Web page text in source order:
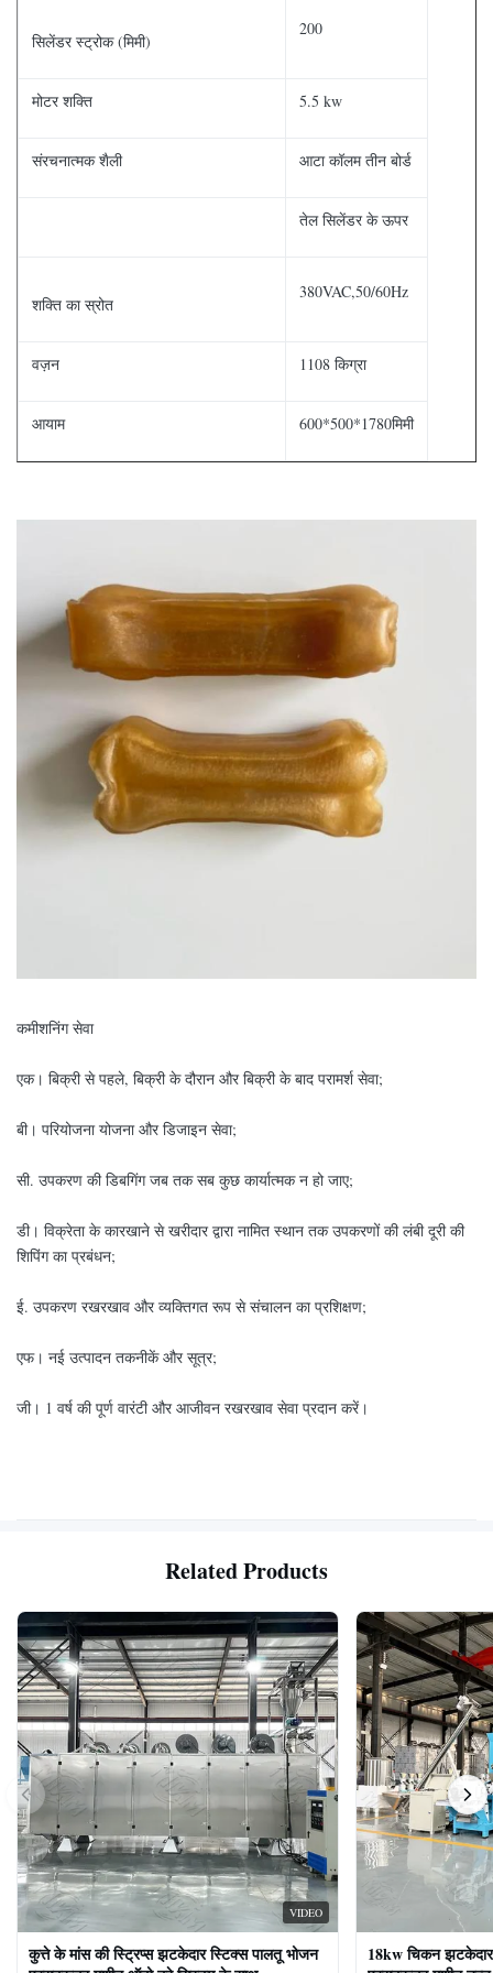
सिलेंडर स्ट्रोक (मिमी)
200
मोटर शक्ति 5.5 kw
संरचनात्मक शैली आटा कॉलम तीन बोर्ड
तेल सिलेंडर के ऊपर
शक्ति का स्रोत
380VAC,50/60Hz
वज़न 1108 किग्रा
आयाम 600*500*1780मिमी
कमीशनिंग सेवा
एक। बिक्री से पहले, बिक्री के दौरान और बिक्री के बाद परामर्श सेवा;
बी। परियोजना योजना और डिजाइन सेवा;
सी. उपकरण की डिबगिंग जब तक सब कुछ कार्यात्मक न हो जाए;
डी। विक्रेता के कारखाने से खरीदार द्वारा नामित स्थान तक उपकरणों की लंबी दूरी की
शिपिंग का प्रबंधन;
ई. उपकरण रखरखाव और व्यक्तिगत रूप से संचालन का प्रशिक्षण;
एफ। नई उत्पादन तकनीकें और सूत्र;
जी। 1 वर्ष की पूर्ण वारंटी और आजीवन रखरखाव सेवा प्रदान करें।
Related Products
VIDEO
कुत्ते के मांस की स्ट्रिप्स झटकेदार स्टिक्स पालतू भोजन
18kw चिकन झटकेदार